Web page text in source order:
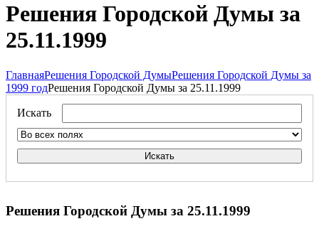
Решения Городской Думы за
25.11.1999
ГлавнаяРешения Городской ДумыРешения Городской Думы за
1999 годРешения Городской Думы за 25.11.1999
Искать
Искать
Решения Городской Думы за 25.11.1999